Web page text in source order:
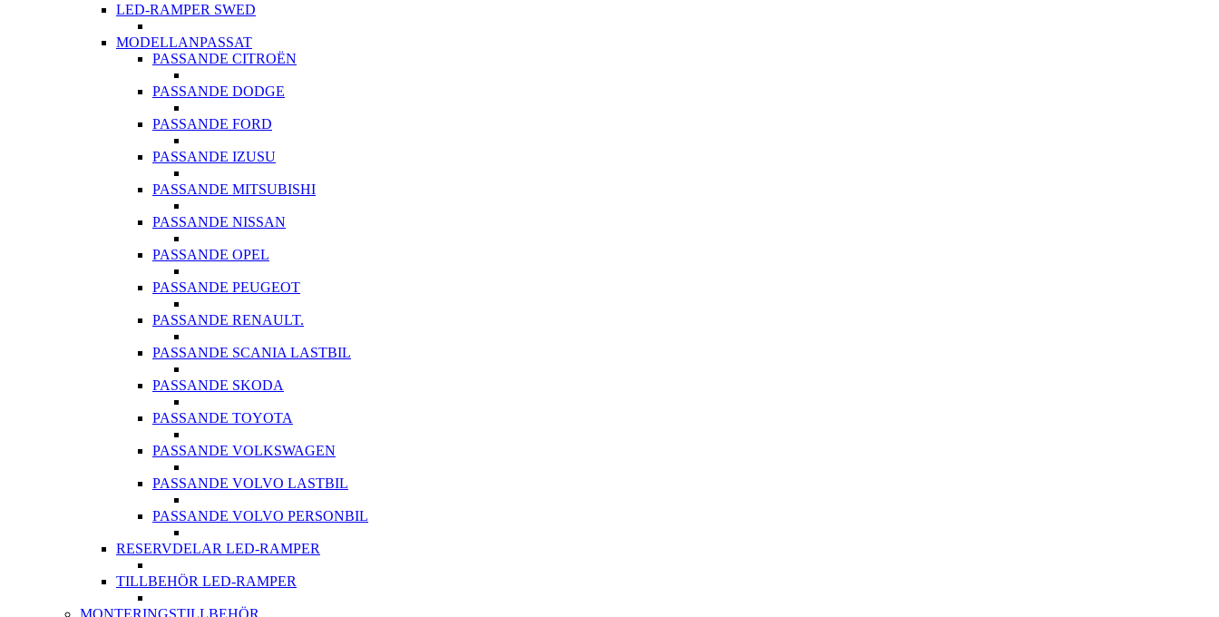
LED-RAMPER SWED
MODELLANPASSAT
PASSANDE CITROËN
PASSANDE DODGE
PASSANDE FORD
PASSANDE IZUSU
PASSANDE MITSUBISHI
PASSANDE NISSAN
PASSANDE OPEL
PASSANDE PEUGEOT
PASSANDE RENAULT.
PASSANDE SCANIA LASTBIL
PASSANDE SKODA
PASSANDE TOYOTA
PASSANDE VOLKSWAGEN
PASSANDE VOLVO LASTBIL
PASSANDE VOLVO PERSONBIL
RESERVDELAR LED-RAMPER
TILLBEHÖR LED-RAMPER